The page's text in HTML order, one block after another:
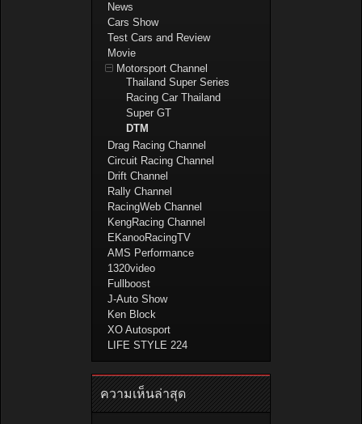
News
Cars Show
Test Cars and Review
Movie
Motorsport Channel
Thailand Super Series
Racing Car Thailand
Super GT
DTM
Drag Racing Channel
Circuit Racing Channel
Drift Channel
Rally Channel
RacingWeb Channel
KengRacing Channel
EKanooRacingTV
AMS Performance
1320video
Fullboost
J-Auto Show
Ken Block
XO Autosport
LIFE STYLE 224
ความเห็นล่าสุด